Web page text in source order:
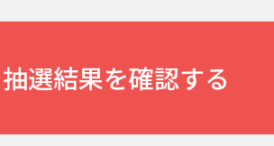
選結果を確認する